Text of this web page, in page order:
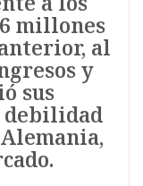
millones
al
y
sus
debilidad